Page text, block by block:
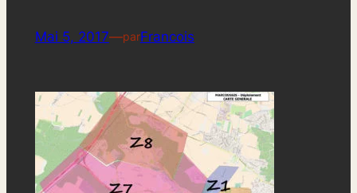
Mai 5, 2017—parFrancois